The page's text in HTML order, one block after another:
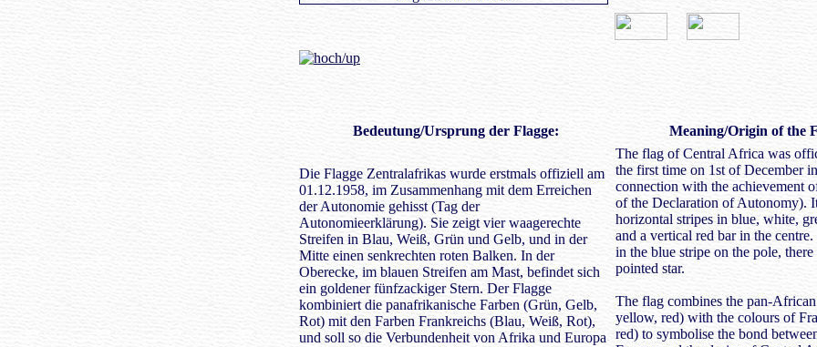
Bedeutung/Ursprung der Flagge: Meaning/Origin of the
Die Flagge Zentralafrikas wurde erstmals offiziell am
01.12.1958, im Zusammenhang mit dem Erreichen
der Autonomie gehisst (Tag der
Autonomieerklärung). Sie zeigt vier waagerechte
Streifen in Blau, Weiß, Grün und Gelb, und in der
Mitte einen senkrechten roten Balken. In der
Oberecke, im blauen Streifen am Mast, befindet sich
ein goldener fünfzackiger Stern. Der Flagge
kombiniert die panafrikanische Farben (Grün, Gelb,
Rot) mit den Farben Frankreichs (Blau, Weiß, Rot),
und soll so die Verbundenheit von Afrika und Europa
The flag of Central Africa was
the first time on 1st of December
connection with the achievement
of the Declaration of Autonomy).
horizontal stripes in blue, white,
and a vertical red bar in the
in the blue stripe on the pole,
pointed star.
The flag combines the pan-
yellow, red) with the colours of
red) to symbolise the bond